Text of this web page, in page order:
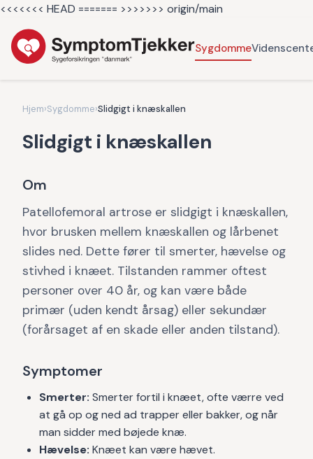
<<<<<<< HEAD ======= >>>>>>> origin/main
Sygdomme
Hjem›Sygdomme›Slidgigt i knæskallen
Slidgigt i knæskallen
Om
Patellofemoral artrose er slidgigt i knæskallen,
hvor brusken mellem knæskallen og lårbenet
slides ned. Dette fører til smerter, hævelse og
stivhed i knæet. Tilstanden rammer oftest
personer over 40 år, og kan være både
primær (uden kendt årsag) eller sekundær
(forårsaget af en skade eller anden tilstand).
Symptomer
Smerter: Smerter fortil i knæet, ofte værre ved
at gå op og ned ad trapper eller bakker, og når
man sidder med bøjede knæ.
Hævelse: Knæet kan være hævet.